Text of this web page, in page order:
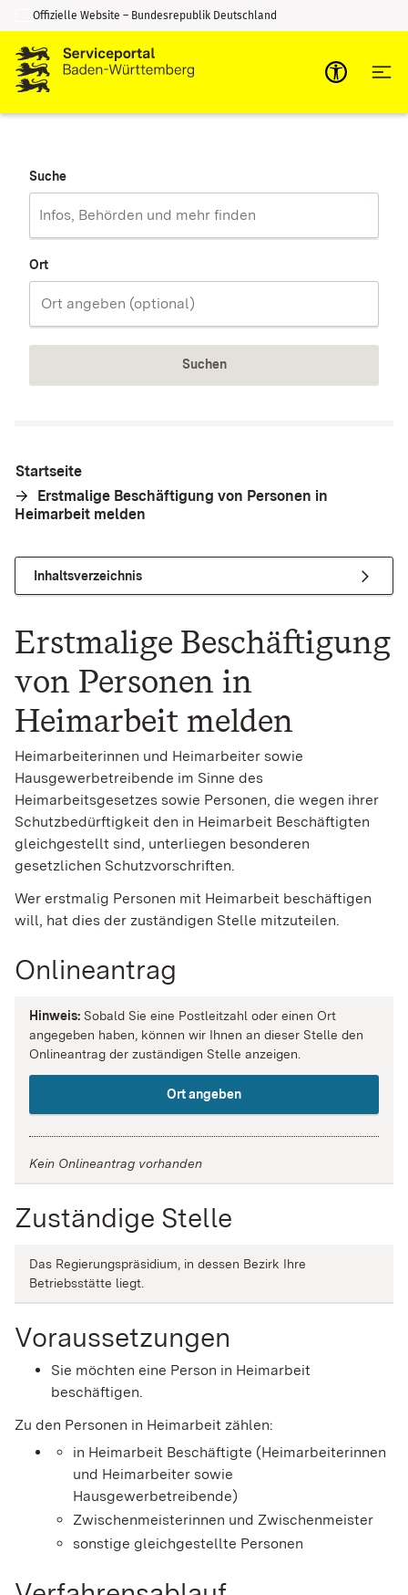
Zum Inhalt springen
Zur Suche springen
Offizielle Website – Bundesrepublik Deutschland
Suche
Ort
Suchen
Startseite
Erstmalige Beschäftigung von Personen in
Heimarbeit melden
Inhaltsverzeichnis
Erstmalige Beschäftigung
von Personen in
Heimarbeit melden
Heimarbeiterinnen und Heimarbeiter sowie
Hausgewerbetreibende im Sinne des
Heimarbeitsgesetzes sowie Personen, die wegen ihrer
Schutzbedürftigkeit den in Heimarbeit Beschäftigten
gleichgestellt sind, unterliegen besonderen
gesetzlichen Schutzvorschriften.
Wer erstmalig Personen mit Heimarbeit beschäftigen
will, hat dies der zuständigen Stelle mitzuteilen.
Onlineantrag
Hinweis: Sobald Sie eine Postleitzahl oder einen Ort
angegeben haben, können wir Ihnen an dieser Stelle den
Onlineantrag der zuständigen Stelle anzeigen.
Ort angeben
Kein Onlineantrag vorhanden
Zuständige Stelle
Das Regierungspräsidium, in dessen Bezirk Ihre
Betriebsstätte liegt.
Voraussetzungen
Sie möchten eine Person in Heimarbeit
beschäftigen.
Zu den Personen in Heimarbeit zählen:
in Heimarbeit Beschäftigte (Heimarbeiterinnen
und Heimarbeiter sowie
Hausgewerbetreibende)
Zwischenmeisterinnen und Zwischenmeister
sonstige gleichgestellte Personen